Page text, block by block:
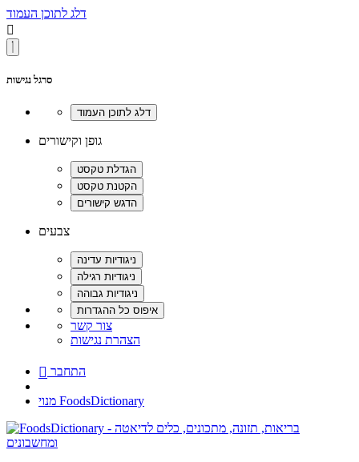
דלג לתוכן העמוד

סרגל נגישות
גופן וקישורים
צבעים
צור קשר
הצהרת נגישות
 התחבר
מנוי FoodsDictionary